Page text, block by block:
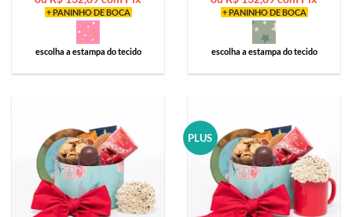
+ PANINHO DE BOCA
escolha a estampa do tecido
+ PANINHO DE BOCA
escolha a estampa do tecido
PLUS